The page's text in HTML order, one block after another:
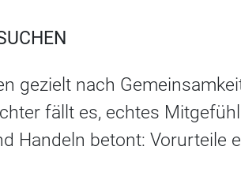
gezielt nach
fällt es, echtes
Handeln betont: Vorurteile